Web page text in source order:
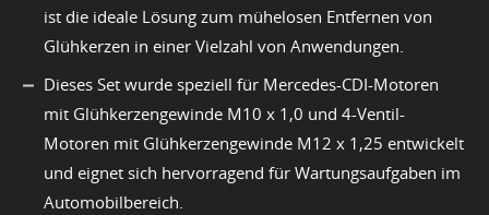
ist die ideale Lösung zum mühelosen Entfernen von
Glühkerzen in einer Vielzahl von Anwendungen.
Dieses Set wurde speziell für Mercedes-CDI-Motoren
mit Glühkerzengewinde M10 x 1,0 und 4-Ventil-
Motoren mit Glühkerzengewinde M12 x 1,25 entwickelt
und eignet sich hervorragend für Wartungsaufgaben im
Automobilbereich.